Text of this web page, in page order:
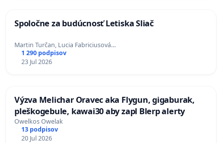
Spoločne za budúcnosť Letiska Sliač
Martin Turčan, Lucia Fabriciusová…
1 290 podpisov
23 Jul 2026
Výzva Melichar Oravec aka Flygun, gigaburak,
pleškogebule, kawai30 aby zapl Blerp alerty
Owelkos Owelak
13 podpisov
20 Jul 2026